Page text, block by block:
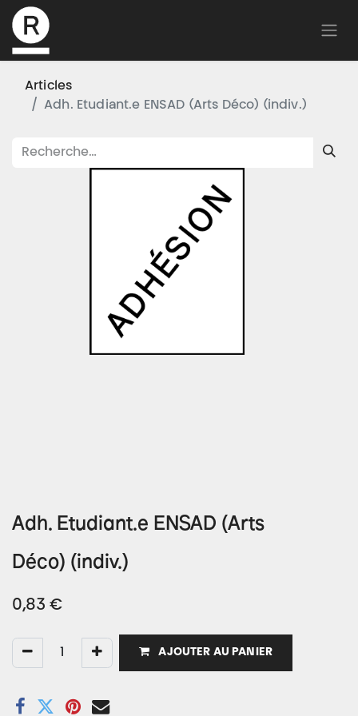
Articles
Adh. Etudiant.e ENSAD (Arts Déco) (indiv.)
Adh. Etudiant.e ENSAD (Arts
Déco) (indiv.)
0,83 €
AJOUTER AU PANIER